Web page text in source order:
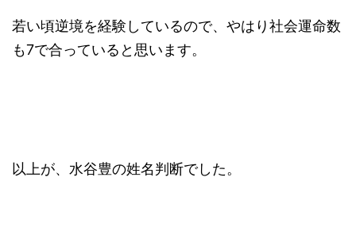
若い頃逆境を経験しているので、やはり社会運命数
も7で合っていると思います。
以上が、水谷豊の姓名判断でした。